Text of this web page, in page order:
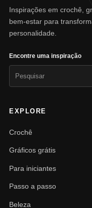
Inspirações em crochê,
bem-estar para
personalidade.
Encontre uma inspiração
EXPLORE
Crochê
Gráficos grátis
Para iniciantes
Passo a passo
Beleza